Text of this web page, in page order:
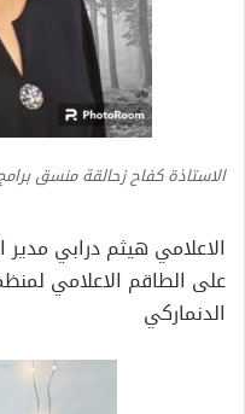
الاستاذة كفاح زحالقة منسق
الاعلامي هيثم درابي مدير
على الطاقم الاعلامي
الدنماركي